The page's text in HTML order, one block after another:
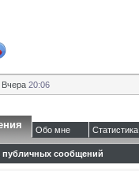
Вчера 20:06
Обо мне Статистика
публичных сообщений